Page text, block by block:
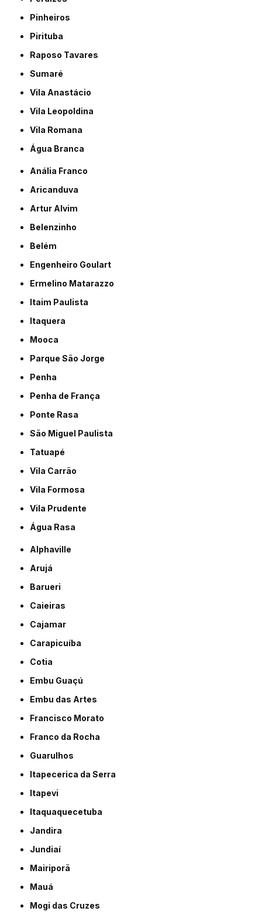
Pinheiros
Pirituba
Raposo Tavares
Sumaré
Vila Anastácio
Vila Leopoldina
Vila Romana
Água Branca
Anália Franco
Aricanduva
Artur Alvim
Belenzinho
Belém
Engenheiro Goulart
Ermelino Matarazzo
Itaim Paulista
Itaquera
Mooca
Parque São Jorge
Penha
Penha de França
Ponte Rasa
São Miguel Paulista
Tatuapé
Vila Carrão
Vila Formosa
Vila Prudente
Água Rasa
Alphaville
Arujá
Barueri
Caieiras
Cajamar
Carapicuíba
Cotia
Embu Guaçú
Embu das Artes
Francisco Morato
Franco da Rocha
Guarulhos
Itapecerica da Serra
Itapevi
Itaquaquecetuba
Jandira
Jundiaí
Mairiporã
Mauá
Mogi das Cruzes